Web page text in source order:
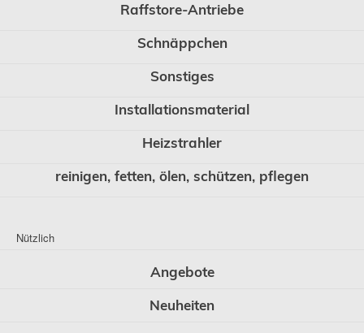
Raffstore-Antriebe
Schnäppchen
Sonstiges
Installationsmaterial
Heizstrahler
reinigen, fetten, ölen, schützen, pflegen
Nützlich
Angebote
Neuheiten